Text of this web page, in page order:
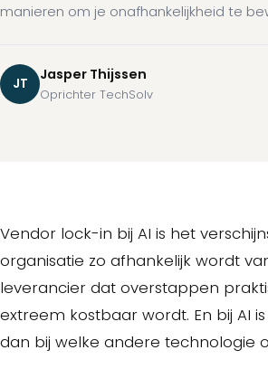
manieren om je onafhankelijkheid te
JT
Jasper Thijssen
Oprichter TechSolv
Vendor lock-in bij AI is het
organisatie zo afhankelijk wordt
leverancier dat overstappen
extreem kostbaar wordt. En bij AI
dan bij welke andere technologie